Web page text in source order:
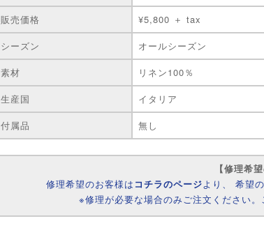
販売価格
¥5,800 ＋ tax
シーズン
オールシーズン
素材
リネン100％
生産国
イタリア
付属品
無し
【修理希
修理希望のお客様は コチラのページより、 希望
※修理が必要な場合のみご注文ください